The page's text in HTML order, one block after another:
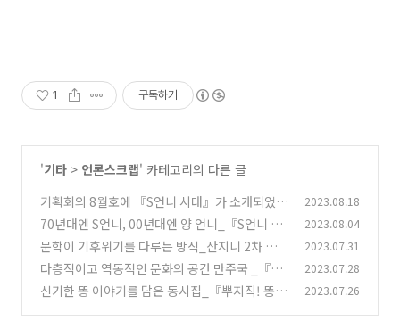
1 구독하기
'기타 > 언론스크랩' 카테고리의 다른 글
기획회의 8월호에 『S언니 시대』가 소개되었습
니다! (0)
2023.08.18
70년대엔 S언니, 00년대엔 양 언니_『S언니 시
대』 매일신문 소개
(0)
2023.08.04
문학이 기후위기를 다루는 방식_산지니 2차 독서
아카데미가 <부산일보>에 소개되었습니다
(0)
2023.07.31
다층적이고 역동적인 문화의 공간 만주국 _『만
주국 시기 중국소설』 국제신문 언론소개
(0)
2023.07.28
신기한 똥 이야기를 담은 동시집_『뿌지직! 똥
2023.07.26